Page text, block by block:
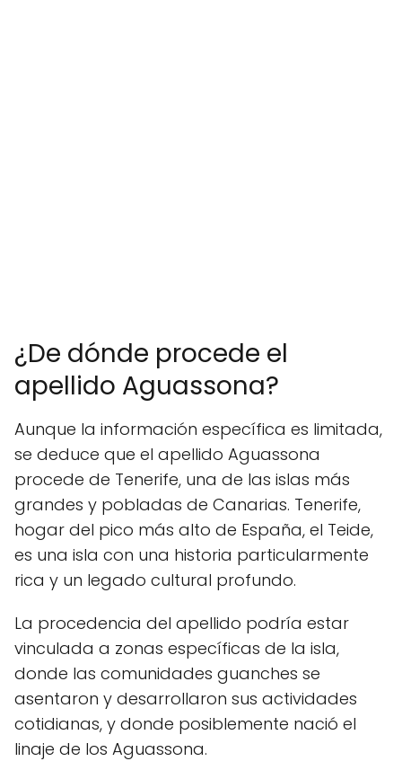
¿De dónde procede el
apellido Aguassona?
Aunque la información específica es limitada,
se deduce que el apellido Aguassona
procede de Tenerife, una de las islas más
grandes y pobladas de Canarias. Tenerife,
hogar del pico más alto de España, el Teide,
es una isla con una historia particularmente
rica y un legado cultural profundo.
La procedencia del apellido podría estar
vinculada a zonas específicas de la isla,
donde las comunidades guanches se
asentaron y desarrollaron sus actividades
cotidianas, y donde posiblemente nació el
linaje de los Aguassona.